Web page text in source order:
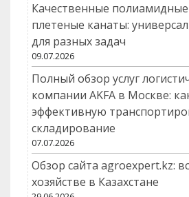
Качественные
плетеные канаты:
для разных задач
09.07.2026
Полный обзор услуг
компании AKFA в Москве:
эффективную
складирование
07.07.2026
Обзор сайта agroexpert.kz:
хозяйстве в Казахстане